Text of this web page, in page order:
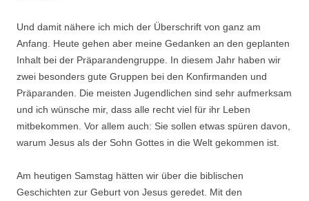
Und damit nähere ich mich der Überschrift von ganz am
Anfang. Heute gehen aber meine Gedanken an den geplanten
Inhalt bei der Präparandengruppe. In diesem Jahr haben wir
zwei besonders gute Gruppen bei den Konfirmanden und
Präparanden. Die meisten Jugendlichen sind sehr aufmerksam
und ich wünsche mir, dass alle recht viel für ihr Leben
mitbekommen. Vor allem auch: Sie sollen etwas spüren davon,
warum Jesus als der Sohn Gottes in die Welt gekommen ist.
Am heutigen Samstag hätten wir über die biblischen
Geschichten zur Geburt von Jesus geredet. Mit den